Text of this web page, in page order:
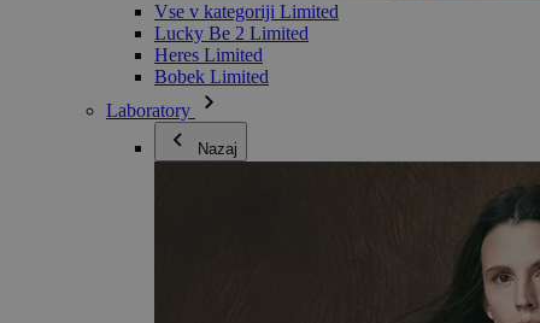
Vse v kategoriji Limited
Lucky Be 2 Limited
Heres Limited
Bobek Limited
Laboratory
Nazaj